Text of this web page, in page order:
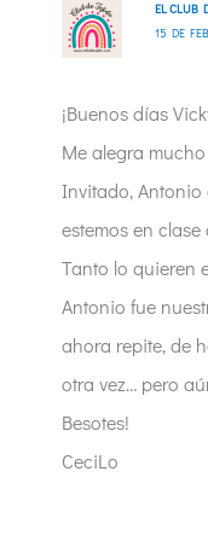
EL CLUB
15 DE
¡Buenos días
Me alegra
Invitado, Antonio
estemos en
Tanto lo quieren
Antonio fue
ahora repite, de
otra vez… pero
Besotes!
CeciLo